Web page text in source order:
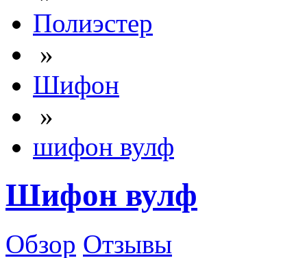
Полиэстер
»
Шифон
»
шифон вулф
Шифон вулф
Обзор Отзывы